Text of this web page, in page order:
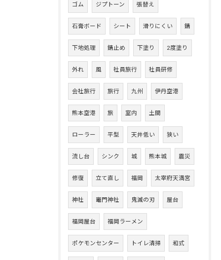
ゴム ジプトーン 張替え
石膏ボード シート 滑りにくい 錆
下地処理 錆止め 下塗り 2度塗り
外れ 風 社員旅行 社員研修
会社旅行 旅行 九州 伊丹空港
熊本空港 旅 室内 土間
ローラー 平型 天井低い 狭い
流し台 シンク 城 熊本城 震災
修復 立て直し 福岡 太宰府天満宮
神社 竈門神社 鬼滅の刃 屋台
福岡屋台 福岡ラーメン
ポケモンセンター トイレ清掃 和式